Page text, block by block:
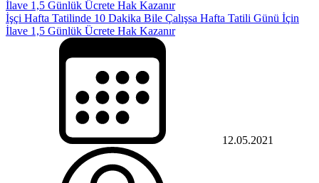
İşçi Hafta Tatilinde 10 Dakika Bile Çalışsa Hafta Tatili Günü İçin
İlave 1,5 Günlük Ücrete Hak Kazanır
12.05.2021